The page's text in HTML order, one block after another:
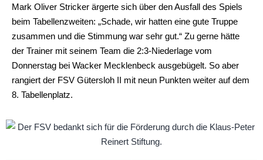
Mark Oliver Stricker ärgerte sich über den Ausfall des Spiels
beim Tabellenzweiten: „Schade, wir hatten eine gute Truppe
zusammen und die Stimmung war sehr gut.“ Zu gerne hätte
der Trainer mit seinem Team die 2:3-Niederlage vom
Donnerstag bei Wacker Mecklenbeck ausgebügelt. So aber
rangiert der FSV Gütersloh II mit neun Punkten weiter auf dem
8. Tabellenplatz.